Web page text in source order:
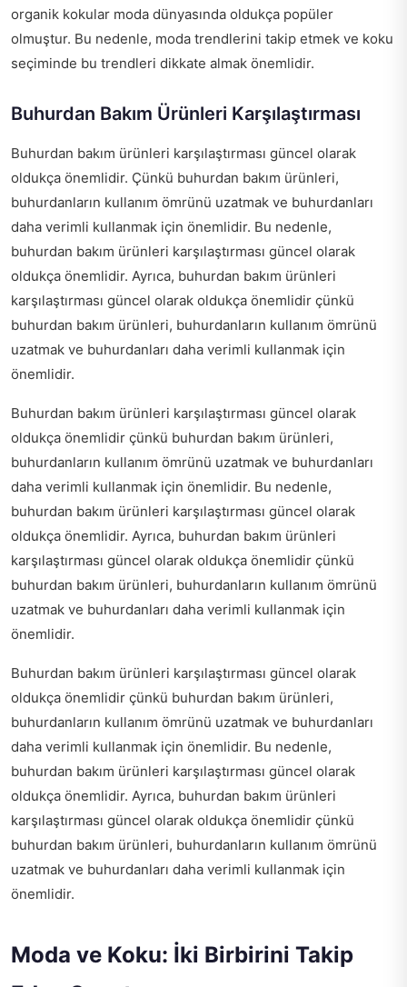
organik kokular moda dünyasında oldukça popüler
olmuştur. Bu nedenle, moda trendlerini takip etmek ve koku
seçiminde bu trendleri dikkate almak önemlidir.
Buhurdan Bakım Ürünleri Karşılaştırması
Buhurdan bakım ürünleri karşılaştırması güncel olarak
oldukça önemlidir. Çünkü buhurdan bakım ürünleri,
buhurdanların kullanım ömrünü uzatmak ve buhurdanları
daha verimli kullanmak için önemlidir. Bu nedenle,
buhurdan bakım ürünleri karşılaştırması güncel olarak
oldukça önemlidir. Ayrıca, buhurdan bakım ürünleri
karşılaştırması güncel olarak oldukça önemlidir çünkü
buhurdan bakım ürünleri, buhurdanların kullanım ömrünü
uzatmak ve buhurdanları daha verimli kullanmak için
önemlidir.
Buhurdan bakım ürünleri karşılaştırması güncel olarak
oldukça önemlidir çünkü buhurdan bakım ürünleri,
buhurdanların kullanım ömrünü uzatmak ve buhurdanları
daha verimli kullanmak için önemlidir. Bu nedenle,
buhurdan bakım ürünleri karşılaştırması güncel olarak
oldukça önemlidir. Ayrıca, buhurdan bakım ürünleri
karşılaştırması güncel olarak oldukça önemlidir çünkü
buhurdan bakım ürünleri, buhurdanların kullanım ömrünü
uzatmak ve buhurdanları daha verimli kullanmak için
önemlidir.
Buhurdan bakım ürünleri karşılaştırması güncel olarak
oldukça önemlidir çünkü buhurdan bakım ürünleri,
buhurdanların kullanım ömrünü uzatmak ve buhurdanları
daha verimli kullanmak için önemlidir. Bu nedenle,
buhurdan bakım ürünleri karşılaştırması güncel olarak
oldukça önemlidir. Ayrıca, buhurdan bakım ürünleri
karşılaştırması güncel olarak oldukça önemlidir çünkü
buhurdan bakım ürünleri, buhurdanların kullanım ömrünü
uzatmak ve buhurdanları daha verimli kullanmak için
önemlidir.
Moda ve Koku: İki Birbirini Takip